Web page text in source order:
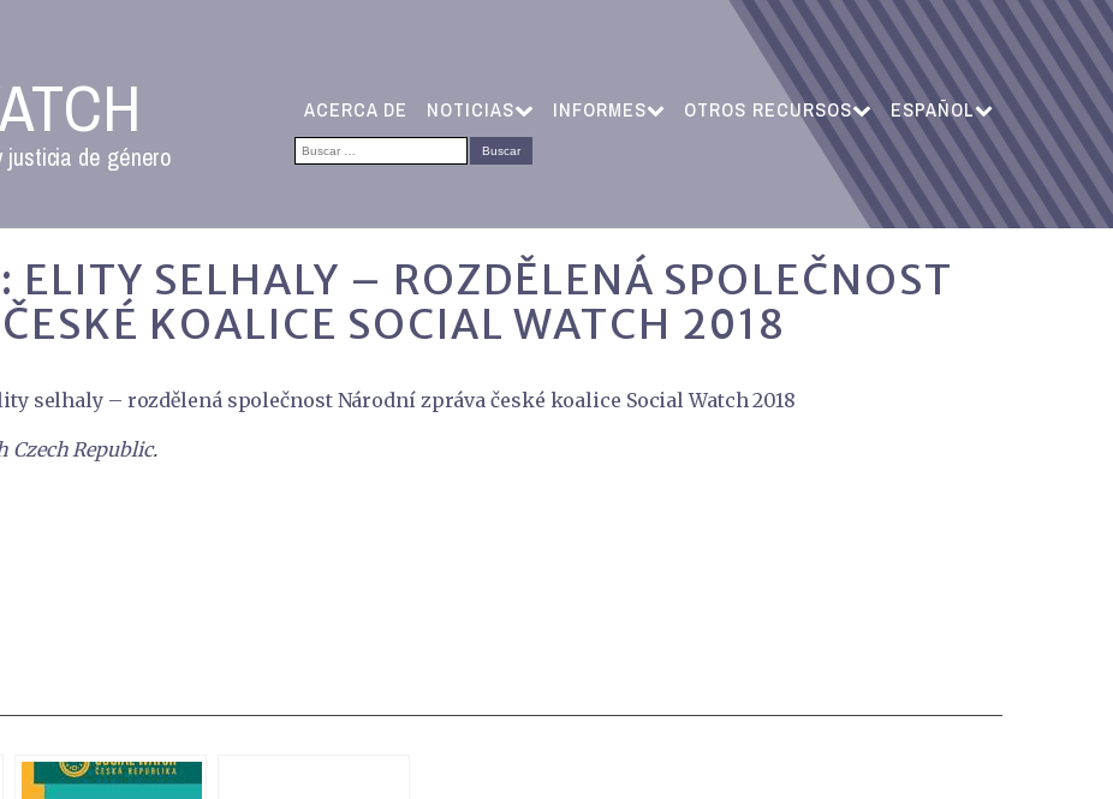
justicia de género
ACERCA DE NOTICIAS INFORMES OTROS RECURSOS ESPAÑOL
Buscar:
ELITY SELHALY – ROZDĚLENÁ SPOLEČNOST
KOALICE SOCIAL WATCH 2018
selhaly – rozdělená společnost Národní zpráva české koalice Social Watch 2018
Czech Republic.